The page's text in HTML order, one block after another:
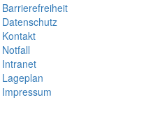
Barrierefreiheit
Datenschutz
Kontakt
Notfall
Intranet
Lageplan
Impressum